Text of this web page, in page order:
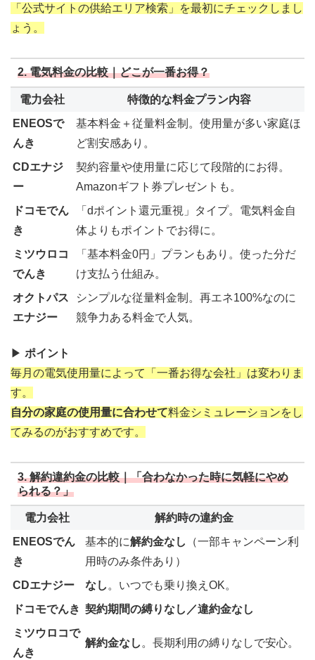
「公式サイトの供給エリア検索」を最初にチェックしまし
ょう。
2. 電気料金の比較｜どこが一番お得？
電力会社
特徴的な料金プラン内容
ENEOSで
んき
基本料金＋従量料金制。使用量が多い家庭ほ
ど割安感あり。
CDエナジ
ー
契約容量や使用量に応じて段階的にお得。
Amazonギフト券プレゼントも。
ドコモでん
き
「dポイント還元重視」タイプ。電気料金自
体よりもポイントでお得に。
ミツウロコ
でんき
「基本料金0円」プランもあり。使った分だ
け支払う仕組み。
オクトパス
エナジー
シンプルな従量料金制。再エネ100%なのに
競争力ある料金で人気。
▶ ポイント
毎月の電気使用量によって「一番お得な会社」は変わりま
す。
自分の家庭の使用量に合わせて料金シミュレーションをし
てみるのがおすすめです。
3. 解約違約金の比較｜「合わなかった時に気軽にやめ
られる？」
電力会社
解約時の違約金
ENEOSでん
き
基本的に解約金なし
（一部キャンペーン利
用時のみ条件あり）
CDエナジー
なし 。いつでも乗り換えOK。
ドコモでんき 契約期間の縛りなし／違約金なし
ミツウロコで
んき
解約金なし 。長期利用の縛りなしで安心。